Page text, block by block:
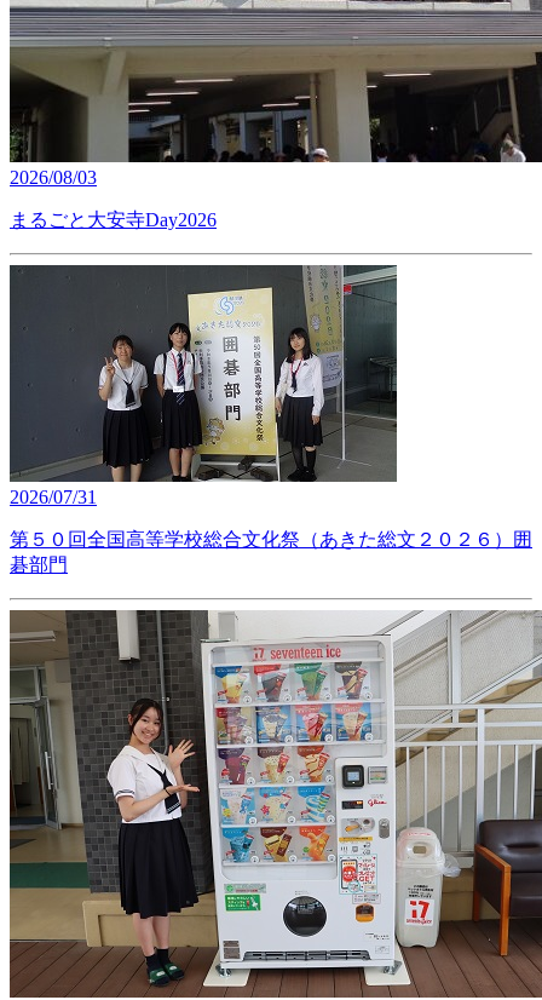
2026/08/03
まるごと大安寺Day2026
2026/07/31
第５０回全国高等学校総合文化祭（あきた総文２０２６）囲
碁部門